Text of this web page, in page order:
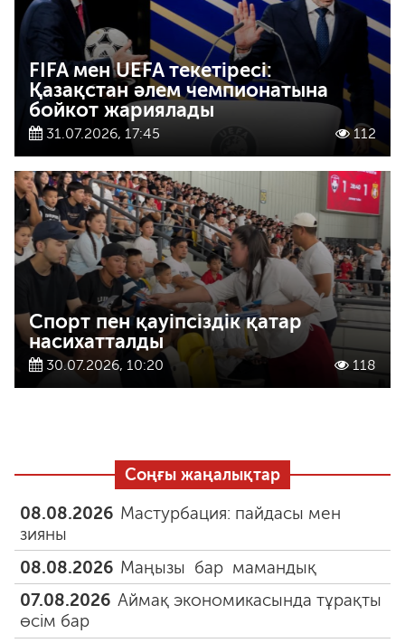
FIFA мен UEFA текетіресі:
Қазақстан әлем чемпионатына
бойкот жариялады
31.07.2026, 17:45 112
Спорт пен қауіпсіздік қатар
насихатталды
30.07.2026, 10:20 118
Соңғы жаңалықтар
08.08.2026 Мастурбация: пайдасы мен
зияны
08.08.2026 Маңызы бар мамандық
07.08.2026 Аймақ экономикасында тұрақты
өсім бар